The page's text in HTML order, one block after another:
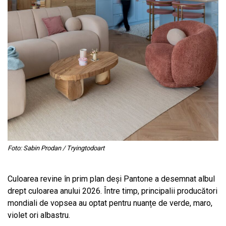
Foto: Sabin Prodan / Tryingtodoart
Culoarea revine în prim plan deși Pantone a desemnat albul
drept culoarea anului 2026. Între timp, principalii producători
mondiali de vopsea au optat pentru nuanțe de verde, maro,
violet ori albastru.